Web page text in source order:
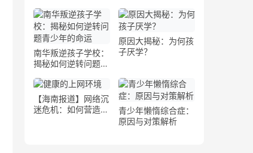
南华叛逆孩子学校：
揭秘如何逆转问题青
原因大揭秘：为何孩
子厌学？
【海南报道】网络沉
迷危机：如何营造健
青少年懒惰综合症：
原因与对策解析